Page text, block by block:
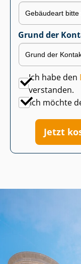
Grund der
Ich habe den
verstanden.
Ich möchte
Jetzt